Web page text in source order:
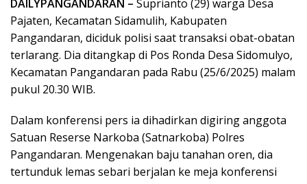
DAILYPANGANDARAN – Suprianto (29) warga Desa
Pajaten, Kecamatan Sidamulih, Kabupaten
Pangandaran, diciduk polisi saat transaksi obat-obatan
terlarang. Dia ditangkap di Pos Ronda Desa Sidomulyo,
Kecamatan Pangandaran pada Rabu (25/6/2025) malam
pukul 20.30 WIB.
Dalam konferensi pers ia dihadirkan digiring anggota
Satuan Reserse Narkoba (Satnarkoba) Polres
Pangandaran. Mengenakan baju tanahan oren, dia
tertunduk lemas sebari berjalan ke meja konferensi